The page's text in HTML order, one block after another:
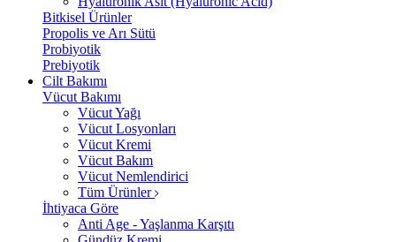
Bitkisel Ürünler
Propolis ve Arı Sütü
Probiyotik
Prebiyotik
Cilt Bakımı
Vücut Bakımı
Vücut Yağı
Vücut Losyonları
Vücut Kremi
Vücut Bakım
Vücut Nemlendirici
Tüm Ürünler
İhtiyaca Göre
Anti Age - Yaşlanma Karşıtı